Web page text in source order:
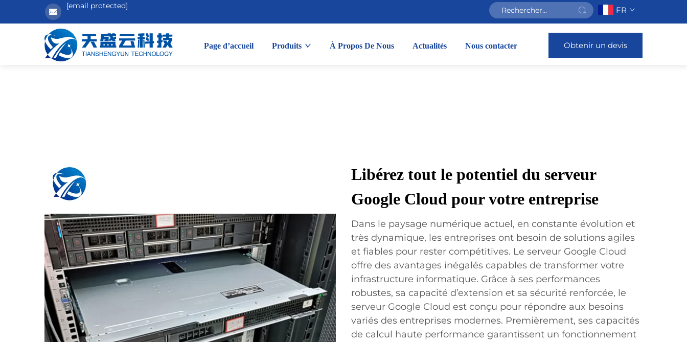
[email protected] FR
Page d’accueil Produits À Propos De Nous Actualités Nous contacter Obtenir un devis
Libérez tout le potentiel du serveur
Google Cloud pour votre entreprise
Dans le paysage numérique actuel, en constante évolution et
très dynamique, les entreprises ont besoin de solutions agiles
et fiables pour rester compétitives. Le serveur Google Cloud
offre des avantages inégalés capables de transformer votre
infrastructure informatique. Grâce à ses performances
robustes, sa capacité d’extension et sa sécurité renforcée, le
serveur Google Cloud est conçu pour répondre aux besoins
variés des entreprises modernes. Premièrement, ses capacités
de calcul haute performance garantissent un fonctionnement